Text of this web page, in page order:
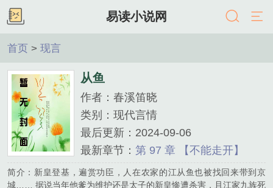
易读小说网
首页 > 现言
从鱼
作者：春溪笛晓
类别：现代言情
最后更新：2024-09-06
最新章节： 第 97 章 【不能走开】
简介：新皇登基，遍赏功臣，人在农家的江从鱼也被找回来带到京
城…… 据说当年他爹为维护还是太子的新皇惨遭杀害，且江家九族死